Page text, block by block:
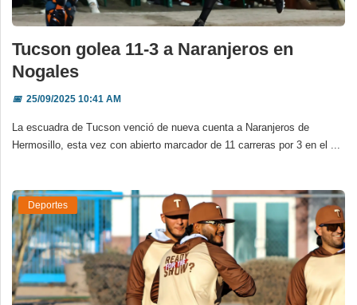
Tucson golea 11-3 a Naranjeros en
Nogales
📅25/09/2025 10:41 AM
La escuadra de Tucson venció de nueva cuenta a Naranjeros de
Hermosillo, esta vez con abierto marcador de 11 carreras por 3 en el ...
Deportes